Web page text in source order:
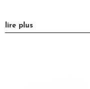
lire plus